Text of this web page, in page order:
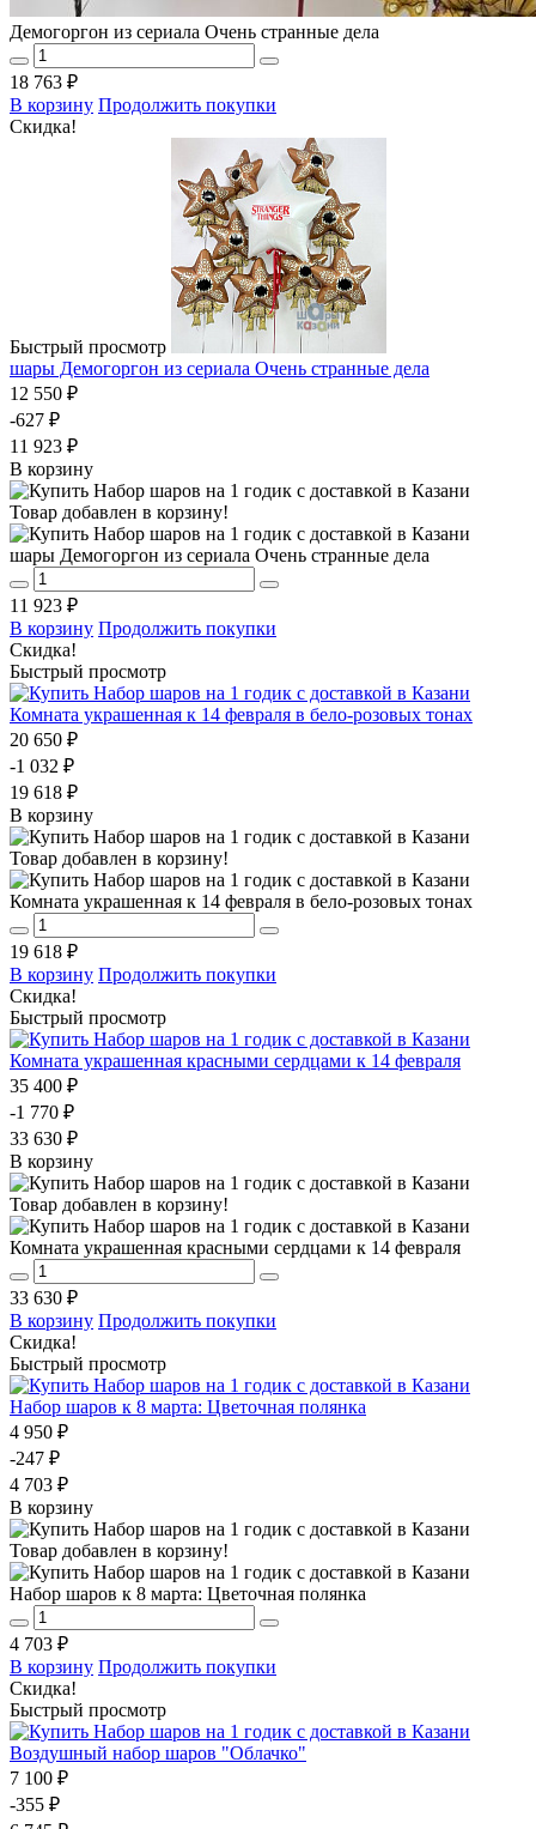
Демогоргон из сериала Очень странные дела
18 763 ₽
В корзину Продолжить покупки
Скидка!
Быстрый просмотр
шары Демогоргон из сериала Очень странные дела
12 550 ₽
-627 ₽
11 923 ₽
В корзину
Товар добавлен в корзину!
шары Демогоргон из сериала Очень странные дела
11 923 ₽
В корзину Продолжить покупки
Скидка!
Быстрый просмотр
Комната украшенная к 14 февраля в бело-розовых тонах
20 650 ₽
-1 032 ₽
19 618 ₽
В корзину
Товар добавлен в корзину!
Комната украшенная к 14 февраля в бело-розовых тонах
19 618 ₽
В корзину Продолжить покупки
Скидка!
Быстрый просмотр
Комната украшенная красными сердцами к 14 февраля
35 400 ₽
-1 770 ₽
33 630 ₽
В корзину
Товар добавлен в корзину!
Комната украшенная красными сердцами к 14 февраля
33 630 ₽
В корзину Продолжить покупки
Скидка!
Быстрый просмотр
Набор шаров к 8 марта: Цветочная полянка
4 950 ₽
-247 ₽
4 703 ₽
В корзину
Товар добавлен в корзину!
Набор шаров к 8 марта: Цветочная полянка
4 703 ₽
В корзину Продолжить покупки
Скидка!
Быстрый просмотр
Воздушный набор шаров "Облачко"
7 100 ₽
-355 ₽